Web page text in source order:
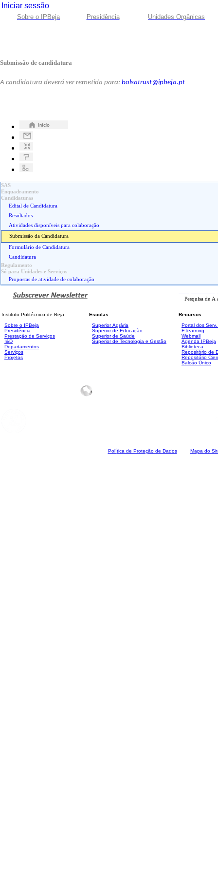
Iniciar sessão
Sobre o IPBeja Presidência Unidades Orgânicas
Submissão de candidatura
A candidatura deverá ser remetida para: bolsatrust@ipbeja.pt
SAS
Enquadramento
Candidaturas
Edital de Candidatura
Resultados
Atividades disponíveis para colaboração
Submissão da Candidatura
Formulário de Candidatura
Candidatura
Regulamento
Só para Unidades e Serviços
Propostas de atividade de colaboração
Instituto Politécnico de Beja
Sobre o IPBeja
Presidência
Prestação de Serviços
I&D
Departamentos
Serviços
Projetos
Escolas
Superior Agrária
Superior de Educação
Superior de Saúde
Superior de Tecnologia e Gestão
Recursos
Portal dos
E-learning
Webmail
Agenda IPBeja
Biblioteca
Repositório de
Repositório
Balcão Único
Política de Proteção de Dados Mapa do